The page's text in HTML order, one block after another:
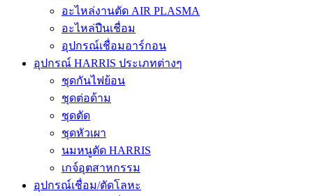
อะไหล่งานตัด AIR PLASMA
อะไหล่ปืนเชื่อม
อุปกรณ์เชื่อมอาร์กอน
อุปกรณ์ HARRIS ประเภทต่างๆ
ชุดกันไฟย้อน
ชุดต่อด้าม
ชุดตัด
ชุดหัวเผา
นมหนูตัด HARRIS
เกจ์อุตสาหกรรม
อุปกรณ์เชื่อม/ตัดโลหะ